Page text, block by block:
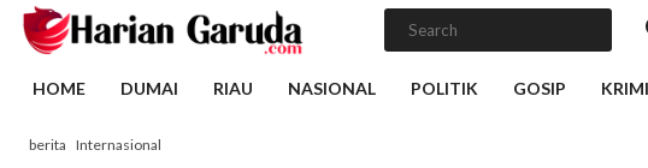
HOME DUMAI RIAU NASIONAL POLITIK GOSIP
berita Internasional